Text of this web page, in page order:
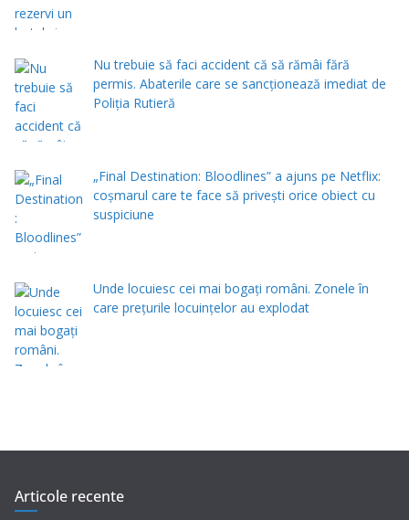
Nu trebuie să faci accident că să rămâi fără
permis. Abaterile care se sancționează imediat de
Poliţia Rutieră
„Final Destination: Bloodlines” a ajuns pe Netflix:
coșmarul care te face să privești orice obiect cu
suspiciune
Unde locuiesc cei mai bogați români. Zonele în
care prețurile locuințelor au explodat
Articole recente